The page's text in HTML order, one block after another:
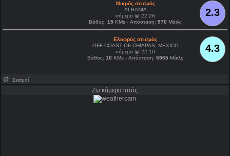
2.3
Μικρός σεισμός
ALBANIA
σήμερα @ 22:26
Βάθος:15 KMs - Απόσταση:970 Μάιλς
4.3
Ελαφρύς σεισμός
OFF COAST OF CHIAPAS, MEXICO
σήμερα @ 22:10
Βάθος:10 KMs - Απόσταση:5965 Μάιλς
Σεισμοί
Ζω κάμερα ιστός